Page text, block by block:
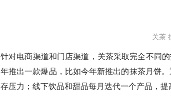
关茶
针对电商渠道和门店渠道，关茶采取完全不同
年推出一款爆品，比如今年新推出的抹茶月饼
存压力；线下饮品和甜品每月迭代一个产品，提